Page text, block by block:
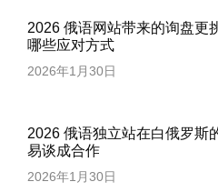
2026 俄语网站带来的询盘更
哪些应对方式
2026年1月30日
2026 俄语独立站在白俄罗斯
易谈成合作
2026年1月30日